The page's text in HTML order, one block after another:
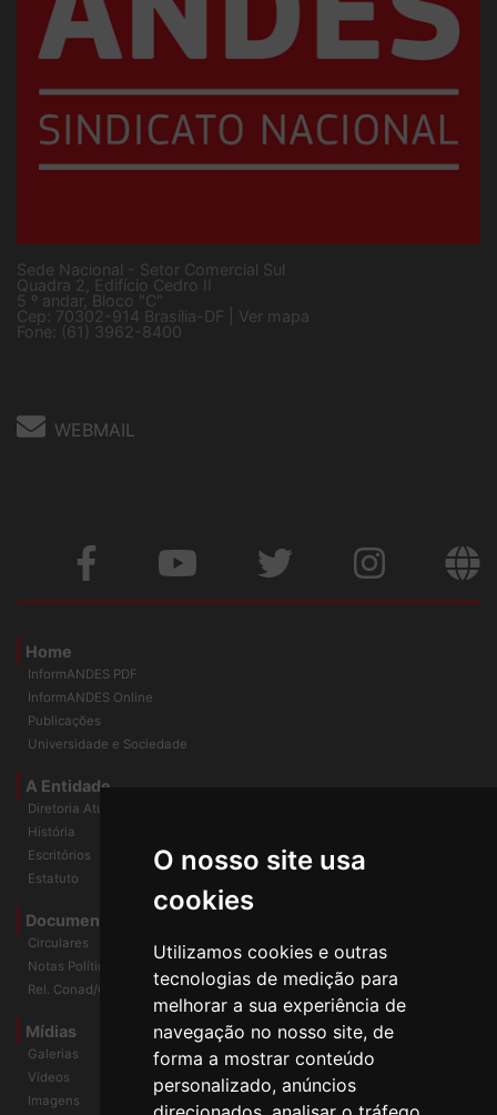
O nosso site usa
cookies
Utilizamos cookies e outras
tecnologias de medição para
melhorar a sua experiência de
navegação no nosso site, de
forma a mostrar conteúdo
personalizado, anúncios
Sede Nacional - Setor Comercial Sul
Quadra 2, Edifício Cedro II
5 º andar, Bloco "C"
Cep: 70302-914 Brasília-DF | Ver mapa
Fone: (61) 3962-8400
WEBMAIL
Home
InformANDES PDF
InformANDES Online
Publicações
Universidade e Sociedade
A Entidade
Diretoria Atual
História
Escritórios
Estatuto
Documentos
Circulares
Notas Políticas
Rel. Conad/Congresso
Mídias
Galerias
Vídeos
Imagens